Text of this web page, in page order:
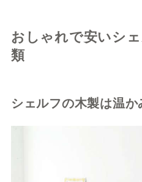
おしゃれで安いシ
類
シェルフの木製は温